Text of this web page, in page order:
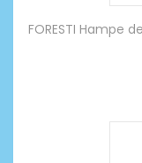
FORESTI Hampe